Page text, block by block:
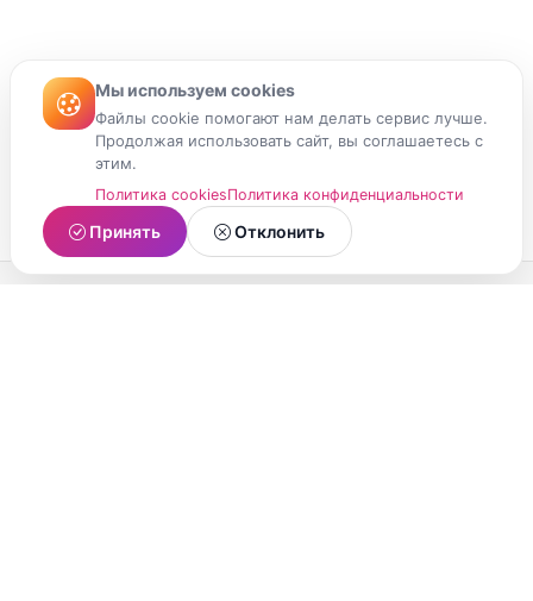
Мы используем cookies
Файлы cookie помогают нам делать сервис лучше.
Продолжая использовать сайт, вы соглашаетесь с
этим.
Политика cookiesПолитика конфиденциальности
Принять Отклонить